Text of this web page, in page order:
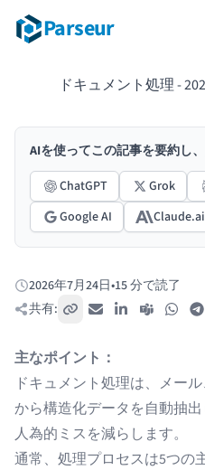
Parseur
ドキュメント処理 -
AIを使ってこの記事を要約し
ChatGPT
Grok
Google AI
Claude.ai
公開日:
2026年7月24日•15 分で読了
共有:
リンクをコピー
メールLinkedIn
Teams
主なポイント：
ドキュメント処理は、メー
から構造化データを自動抽出
人為的ミスを減らします。
通常、処理プロセスは5つの